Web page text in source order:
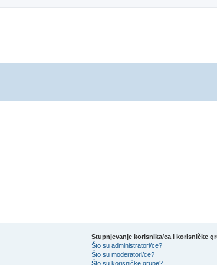
Stupnjevanje korisnika/ca i korisničke
Što su administratori/ce?
Što su moderatori/ce?
Što su korisničke grupe?